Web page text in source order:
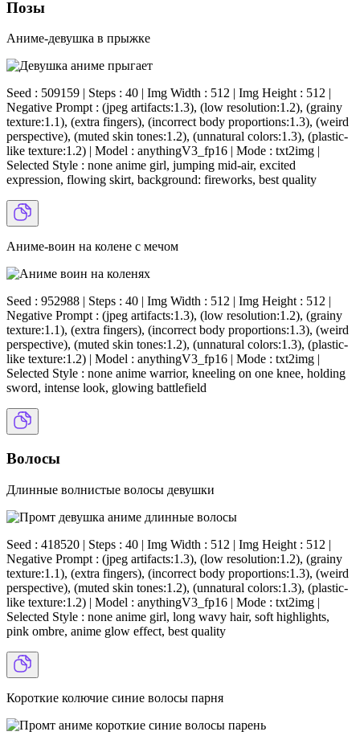
Позы
Аниме-девушка в прыжке
Seed : 509159 | Steps : 40 | Img Width : 512 | Img Height : 512 |
Negative Prompt : (jpeg artifacts:1.3), (low resolution:1.2), (grainy
texture:1.1), (extra fingers), (incorrect body proportions:1.3), (weird
perspective), (muted skin tones:1.2), (unnatural colors:1.3), (plastic-
like texture:1.2) | Model : anythingV3_fp16 | Mode : txt2img |
Selected Style : none anime girl, jumping mid-air, excited
expression, flowing skirt, background: fireworks, best quality
Аниме-воин на колене с мечом
Seed : 952988 | Steps : 40 | Img Width : 512 | Img Height : 512 |
Negative Prompt : (jpeg artifacts:1.3), (low resolution:1.2), (grainy
texture:1.1), (extra fingers), (incorrect body proportions:1.3), (weird
perspective), (muted skin tones:1.2), (unnatural colors:1.3), (plastic-
like texture:1.2) | Model : anythingV3_fp16 | Mode : txt2img |
Selected Style : none anime warrior, kneeling on one knee, holding
sword, intense look, glowing battlefield
Волосы
Длинные волнистые волосы девушки
Seed : 418520 | Steps : 40 | Img Width : 512 | Img Height : 512 |
Negative Prompt : (jpeg artifacts:1.3), (low resolution:1.2), (grainy
texture:1.1), (extra fingers), (incorrect body proportions:1.3), (weird
perspective), (muted skin tones:1.2), (unnatural colors:1.3), (plastic-
like texture:1.2) | Model : anythingV3_fp16 | Mode : txt2img |
Selected Style : none anime girl, long wavy hair, soft highlights,
pink ombre, anime glow effect, best quality
Короткие колючие синие волосы парня